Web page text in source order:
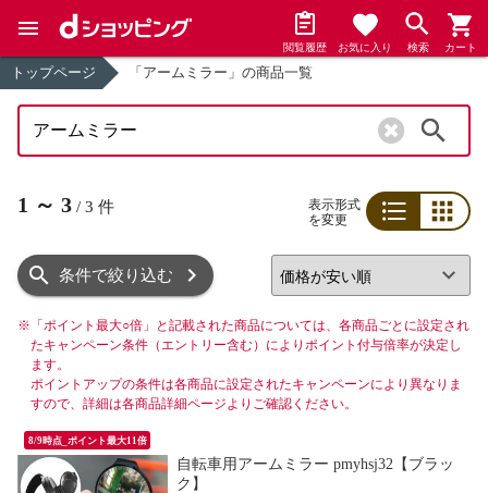
閲覧履歴 お気に入り 検索 カート
トップページ 「アームミラー」の商品一覧
1 ～ 3 / 3 件
表示形式
を変更
条件で絞り込む
※ 「ポイント最大○倍」と記載された商品については、各商品ごとに設定され
たキャンペーン条件（エントリー含む）によりポイント付与倍率が決定し
ます。
ポイントアップの条件は各商品に設定されたキャンペーンにより異なりま
すので、詳細は各商品詳細ページよりご確認ください。
8/9時点_ポイント最大11倍
自転車用アームミラー pmyhsj32【ブラッ
ク】